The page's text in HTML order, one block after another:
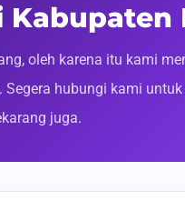
oleh karena itu kami
Segera hubungi kami
juga.